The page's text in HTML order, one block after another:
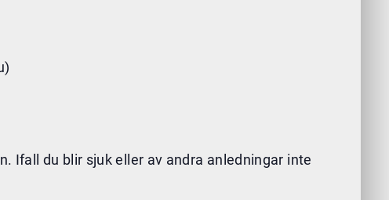
Ifall du blir sjuk eller av andra anledningar inte